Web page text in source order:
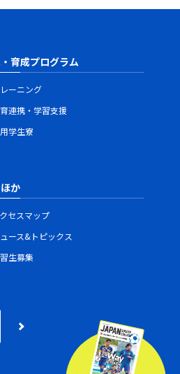
育成プログラム
ーニング
連携・学習支援
学生寮
か
セスマップ
ース&トピックス
生募集